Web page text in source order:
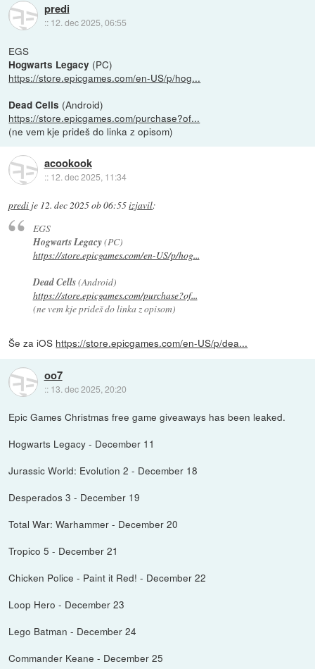
predi
:: 12. dec 2025, 06:55
EGS
Hogwarts Legacy (PC)
https://store.epicgames.com/en-US/p/hog...
Dead Cells (Android)
https://store.epicgames.com/purchase?of...
(ne vem kje prideš do linka z opisom)
acookook
:: 12. dec 2025, 11:34
predi je 12. dec 2025 ob 06:55izjavil:
EGS
Hogwarts Legacy(PC)
https://store.epicgames.com/en-US/p/hog...
Dead Cells(Android)
https://store.epicgames.com/purchase?of...
(ne vem kje prideš do linka z opisom)
Še za iOS https://store.epicgames.com/en-US/p/dea...
oo7
:: 13. dec 2025, 20:20
Epic Games Christmas free game giveaways has been leaked.
Hogwarts Legacy - December 11
Jurassic World: Evolution 2 - December 18
Desperados 3 - December 19
Total War: Warhammer - December 20
Tropico 5 - December 21
Chicken Police - Paint it Red! - December 22
Loop Hero - December 23
Lego Batman - December 24
Commander Keane - December 25